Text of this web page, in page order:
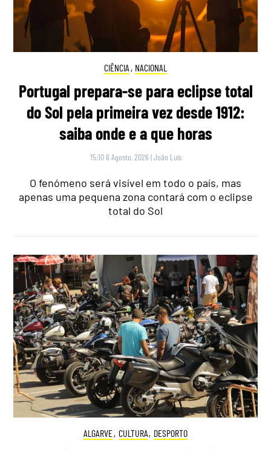
CIÊNCIA , NACIONAL
Portugal prepara-se para eclipse total
do Sol pela primeira vez desde 1912:
saiba onde e a que horas
15:10 6 Agosto, 2026 |João Luís
O fenómeno será visível em todo o país, mas
apenas uma pequena zona contará com o eclipse
total do Sol
ALGARVE, CULTURA, DESPORTO